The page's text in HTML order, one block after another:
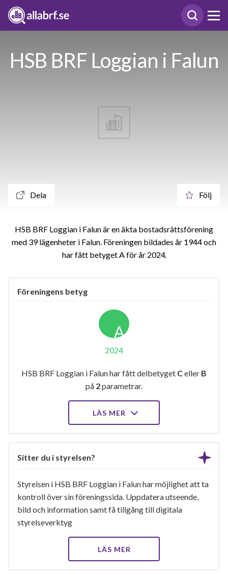
HSB BRF Loggian i Falun
Dela Följ
HSB BRF Loggian i Falun är en äkta bostadsrättsförening
med 39 lägenheter i Falun. Föreningen bildades år 1944 och
har fått betyget A för år 2024
Föreningens betyg
A
2024
HSB BRF Loggian i Falun har fått delbetyget Celler B
på 2parametrar.
LÄS MER
Sitter du i styrelsen?
Styrelsen i HSB BRF Loggian i Falun har möjlighet att ta
kontroll över sin föreningssida. Uppdatera utseende,
bild och information samt få tillgång till digitala
styrelseverktyg
LÄS MER